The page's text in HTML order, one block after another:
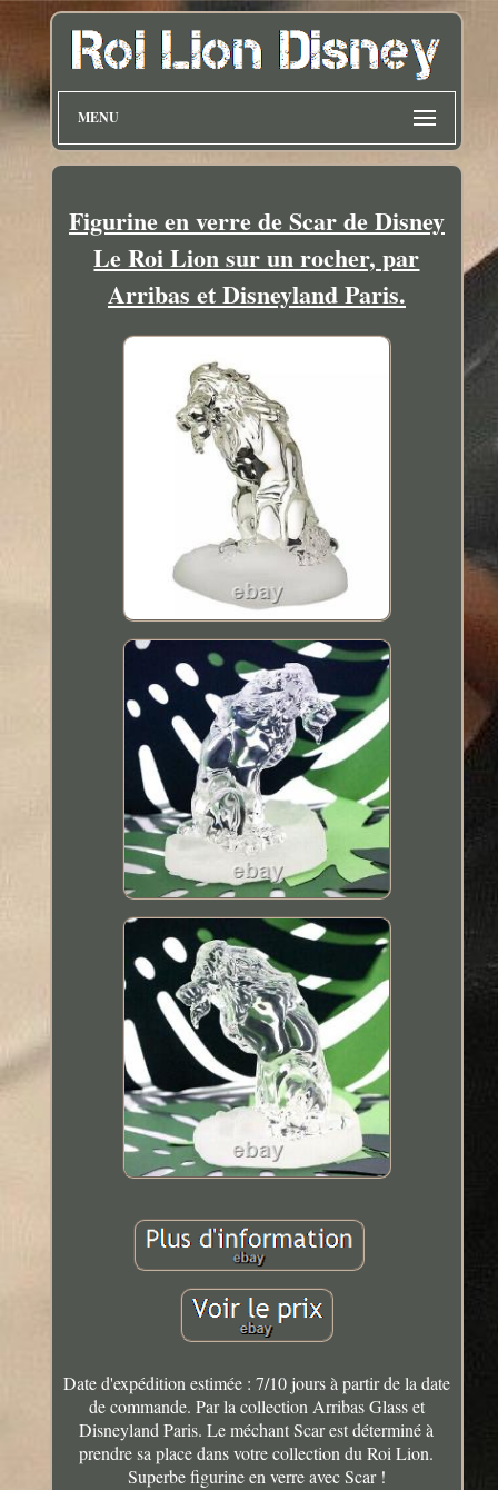
MENU
Figurine en verre de Scar de Disney
Le Roi Lion sur un rocher, par
Arribas et Disneyland Paris.
Date d'expédition estimée : 7/10 jours à partir de la date
de commande. Par la collection Arribas Glass et
Disneyland Paris. Le méchant Scar est déterminé à
prendre sa place dans votre collection du Roi Lion.
Superbe figurine en verre avec Scar !